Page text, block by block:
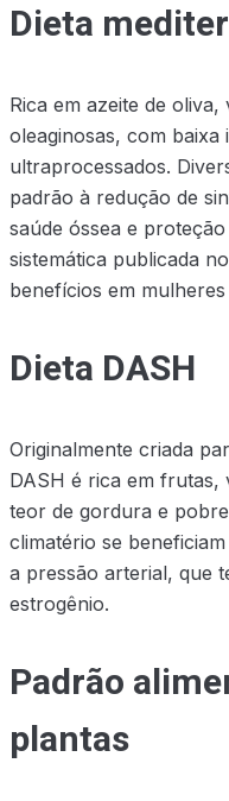
Dieta
Rica em azeite de
oleaginosas, com baixa
ultraprocessados.
padrão à redução de
saúde óssea e
sistemática publicada
benefícios em
Dieta DASH
Originalmente criada
DASH é rica em frutas,
teor de gordura e
climatério se
a pressão arterial, que
estrogênio.
Padrão
plantas